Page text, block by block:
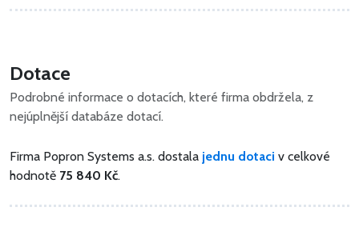
Dotace
Podrobné informace o dotacích, které firma obdržela, z
nejúplnější databáze dotací.
Firma Popron Systems a.s. dostala jednu dotaci v celkové
hodnotě 75 840 Kč.